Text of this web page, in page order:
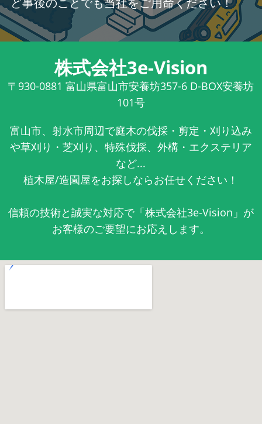
株式会社3e-Vision
〒930-0881 富山県富山市安養坊357-6 D-BOX安養坊
101号
富山市、射水市周辺で庭木の伐採・剪定・刈り込み
や草刈り・芝刈り、特殊伐採、外構・エクステリア
など...
植木屋/造園屋をお探しならお任せください！
信頼の技術と誠実な対応で「株式会社3e-Vision」が
お客様のご要望にお応えします。